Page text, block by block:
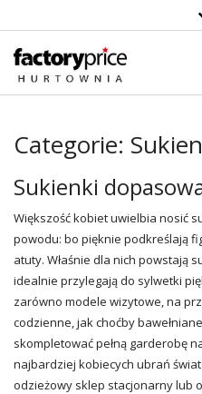
Categorie:
Sukienki
Większość kobiet uwielbia nosić
powodu: bo pięknie podkreślają
atuty. Właśnie dla nich powstają
idealnie przylegają do sylwetki
zarówno modele wizytowe, na
codzienne, jak choćby
skompletować pełną garderobę
najbardziej kobiecych ubrań
odzieżowy sklep stacjonarny lub